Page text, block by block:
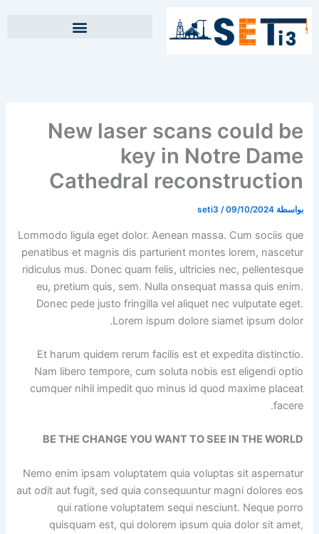
إلى
المحتوى
New laser scans could be
key in Notre Dame
Cathedral reconstruction
بواسطة seti3 /09/10/2024
Lommodo ligula eget dolor. Aenean massa. Cum sociis que
penatibus et magnis dis parturient montes lorem, nascetur
ridiculus mus. Donec quam felis, ultricies nec, pellentesque
eu, pretium quis, sem. Nulla onsequat massa quis enim.
Donec pede justo fringilla vel aliquet nec vulputate eget.
Lorem ispum dolore siamet ipsum dolor.
Et harum quidem rerum facilis est et expedita distinctio.
Nam libero tempore, cum soluta nobis est eligendi optio
cumquer nihil impedit quo minus id quod maxime placeat
facere.
BE THE CHANGE YOU WANT TO SEE IN THE WORLD
Nemo enim ipsam voluptatem quia voluptas sit aspernatur
aut odit aut fugit, sed quia consequuntur magni dolores eos
qui ratione voluptatem sequi nesciunt. Neque porro
quisquam est, qui dolorem ipsum quia dolor sit amet,